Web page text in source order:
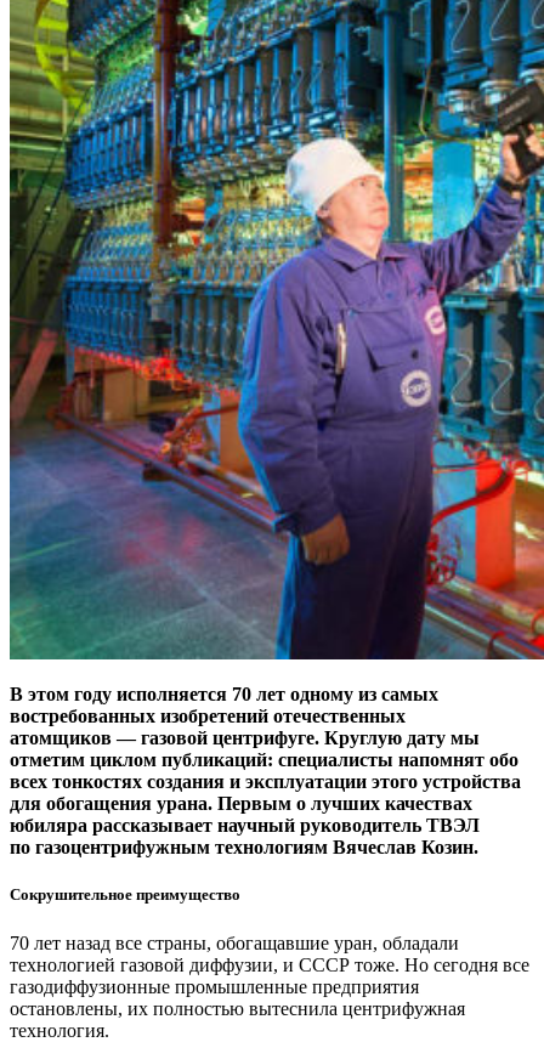
В этом году исполняется 70 лет одному из самых
востребованных изобретений отечественных
атомщиков — ​газовой центрифуге. Круглую дату мы
отметим циклом публикаций: специалисты напомнят обо
всех тонкостях создания и эксплуатации этого устройства
для обогащения урана. Первым о лучших качествах
юбиляра рассказывает научный руководитель ТВЭЛ
по газоцентрифужным технологиям Вячеслав Козин.
Сокрушительное преимущество
70 лет назад все страны, обогащавшие уран, обладали
технологией газовой диффузии, и СССР тоже. Но сегодня все
газодиффузионные промышленные предприятия
остановлены, их полностью вытеснила центрифужная
технология.